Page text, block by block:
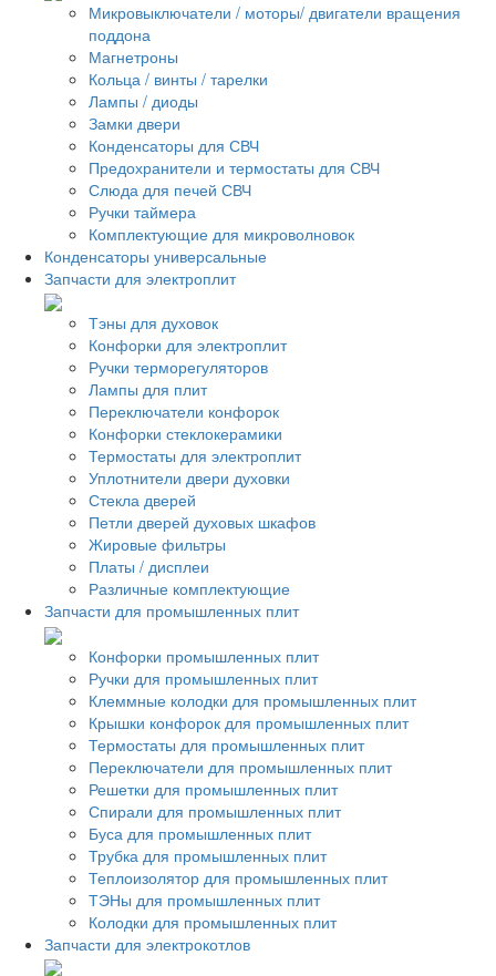
Микровыключатели / моторы/ двигатели вращения
поддона
Магнетроны
Кольца / винты / тарелки
Лампы / диоды
Замки двери
Конденсаторы для СВЧ
Предохранители и термостаты для СВЧ
Слюда для печей СВЧ
Ручки таймера
Комплектующие для микроволновок
Конденсаторы универсальные
Запчасти для электроплит
Тэны для духовок
Конфорки для электроплит
Ручки терморегуляторов
Лампы для плит
Переключатели конфорок
Конфорки стеклокерамики
Термостаты для электроплит
Уплотнители двери духовки
Стекла дверей
Петли дверей духовых шкафов
Жировые фильтры
Платы / дисплеи
Различные комплектующие
Запчасти для промышленных плит
Конфорки промышленных плит
Ручки для промышленных плит
Клеммные колодки для промышленных плит
Крышки конфорок для промышленных плит
Термостаты для промышленных плит
Переключатели для промышленных плит
Решетки для промышленных плит
Спирали для промышленных плит
Буса для промышленных плит
Трубка для промышленных плит
Теплоизолятор для промышленных плит
ТЭНы для промышленных плит
Колодки для промышленных плит
Запчасти для электрокотлов